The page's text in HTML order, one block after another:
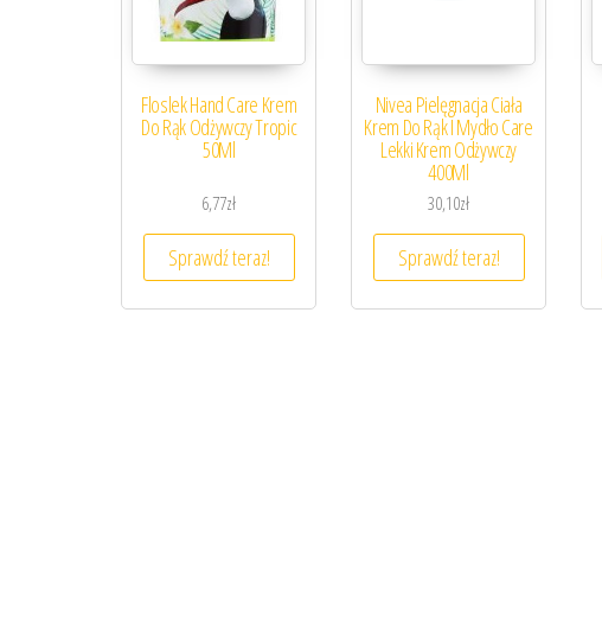
Floslek Hand Care Krem
Do Rąk Odżywczy Tropic
50Ml
6,77zł
Sprawdź teraz!
Nivea Pielęgnacja Ciała
Krem Do Rąk I Mydło Care
Lekki Krem Odżywczy
400Ml
30,10zł
Sprawdź teraz!